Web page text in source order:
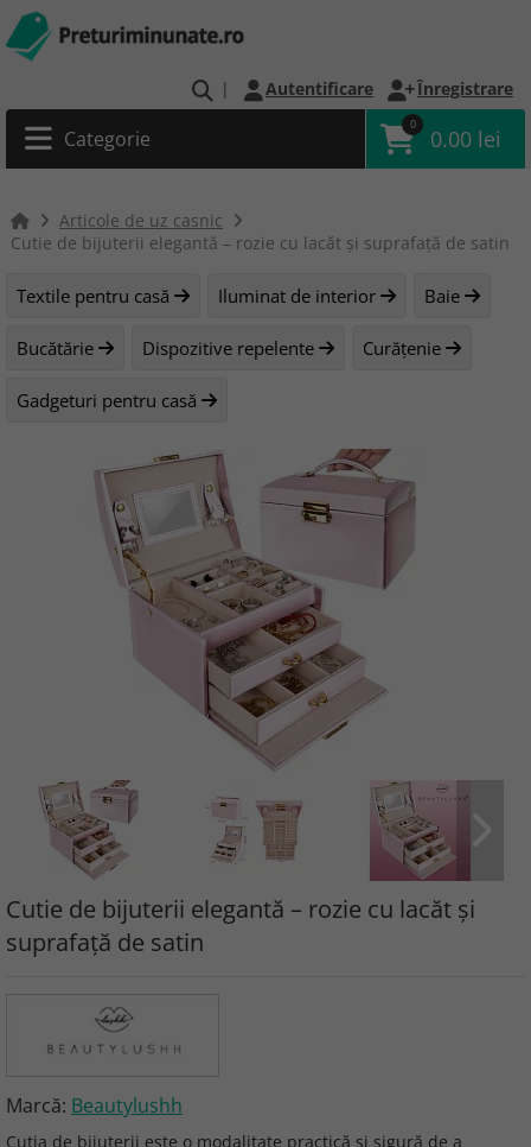
| Autentificare Înregistrare
Categorie
0
0.00 lei
Articole de uz casnic
Cutie de bijuterii elegantă – rozie cu lacăt și suprafață de satin
Textile pentru casă Iluminat de interior Baie
Bucătărie Dispozitive repelente Curățenie
Gadgeturi pentru casă
Cutie de bijuterii elegantă – rozie cu lacăt și
suprafață de satin
Marcă: Beautylushh
Cutia de bijuterii este o modalitate practică și sigură de a